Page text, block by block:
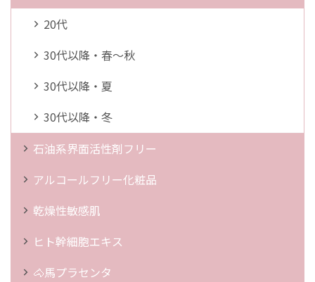
20代
30代以降・春～秋
30代以降・夏
30代以降・冬
石油系界面活性剤フリー
アルコールフリー化粧品
乾燥性敏感肌
ヒト幹細胞エキス
🐴馬プラセンタ